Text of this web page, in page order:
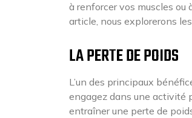
à renforcer vos muscles
article, nous explorerons
LA PERTE DE POIDS
L’un des principaux
engagez dans une activité
entraîner une perte de